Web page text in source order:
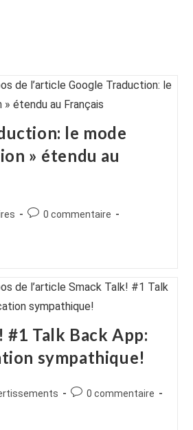
le mode
» étendu au
Commentaires
0 commentaire
#1 Talk Back App:
sympathique!
Commentaires
0 commentaire